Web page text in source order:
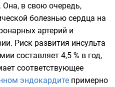
в свою очередь,
болезнью сердца на
артерий и
Риск развития инсульта
составляет 4,5 % в год,
соответствующее
эндокардите примерно